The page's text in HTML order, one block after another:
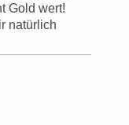
Gold wert!
natürlich